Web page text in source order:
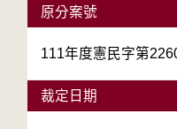
原分案號
111年度憲民字第
裁定日期